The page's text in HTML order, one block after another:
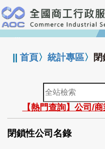
跳
到
主
要
:::
||首頁〉統計專區〉
全
站
檢
索
【熱門查詢】公司/
閉鎖性公司名錄